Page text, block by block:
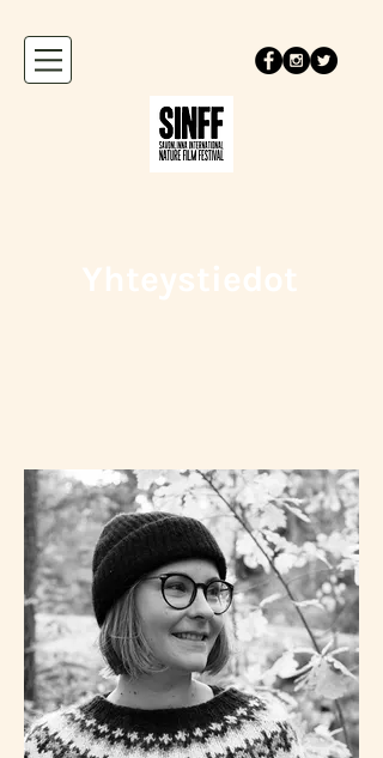
Yhteystiedot